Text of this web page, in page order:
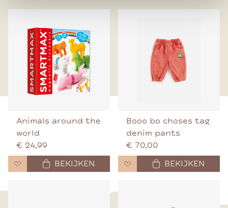
Animals around the
world
€ 24,99
BEKIJKEN
Booo bo choses tag
denim pants
€ 70,00
BEKIJKEN